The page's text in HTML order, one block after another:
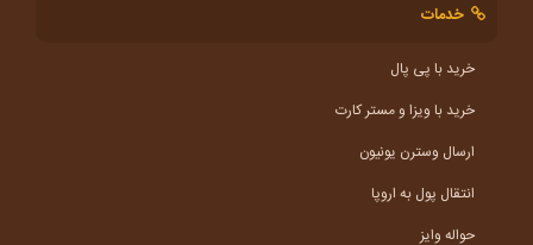
خدمات
خرید با پی پال
خرید با ویزا و مستر کارت
ارسال وسترن یونیون
انتقال پول به اروپا
حواله وایز